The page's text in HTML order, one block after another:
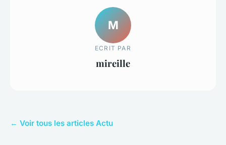
M
ECRIT PAR
mireille
← Voir tous les articles Actu